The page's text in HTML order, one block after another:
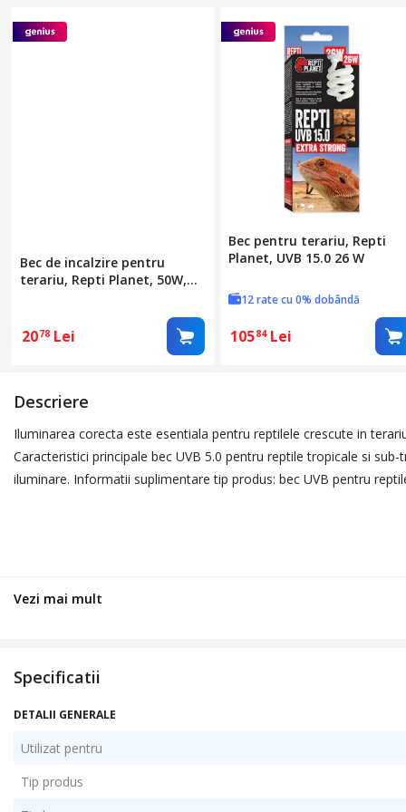
Bec de incalzire pentru
terariu, Repti Planet, 50W,
2078 Lei
Bec pentru terariu, Repti
Planet, UVB 15.0 26 W
12 rate cu 0% dobândă
10584 Lei
Descriere
Iluminarea corecta este esentiala pentru reptilele crescute in
Caracteristici principale bec UVB 5.0 pentru reptile tropicale si
iluminare. Informatii suplimentare tip produs: bec UVB pentru
Vezi mai mult
Specificatii
DETALII GENERALE
Utilizat pentru
Tip produs